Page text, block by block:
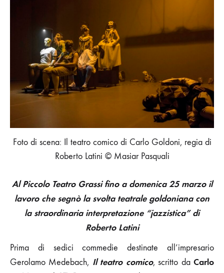
RIFORMA
MASCHERE
Foto di scena: Il teatro comico di Carlo Goldoni, regia di
Roberto Latini © Masiar Pasquali
Al Piccolo Teatro Grassi fino a domenica 25 marzo il
lavoro che segnò la svolta teatrale goldoniana con
la straordinaria interpretazione “jazzistica” di
Roberto Latini
Prima di sedici commedie destinate all’impresario
Gerolamo Medebach, Il teatro comico, scritto daCarlo